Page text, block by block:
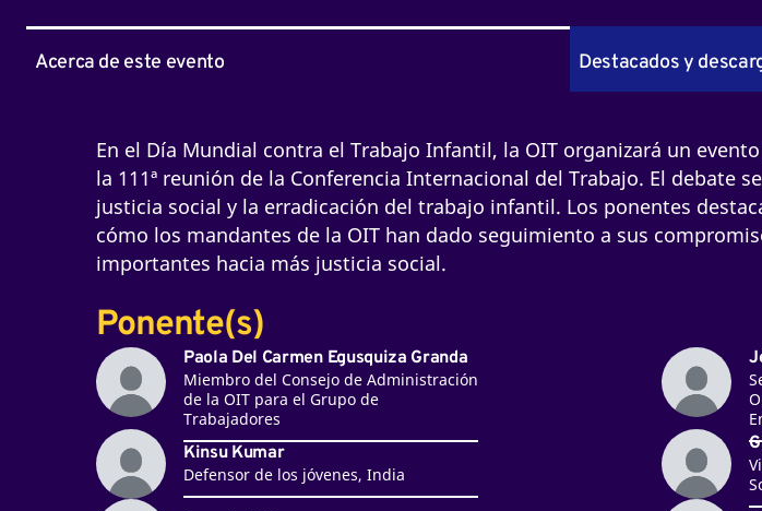
Acerca de este evento Destacados y
En el Día Mundial contra el Trabajo Infantil, la OIT organizará un
la 111ª reunión de la Conferencia Internacional del Trabajo. El debate
justicia social y la erradicación del trabajo infantil. Los ponentes
cómo los mandantes de la OIT han dado seguimiento a sus
importantes hacia más justicia social.
Ponente(s)
Paola Del Carmen Egusquiza Granda
Miembro del Consejo de Administración
de la OIT para el Grupo de
Trabajadores
Kinsu Kumar
Defensor de los jóvenes, India